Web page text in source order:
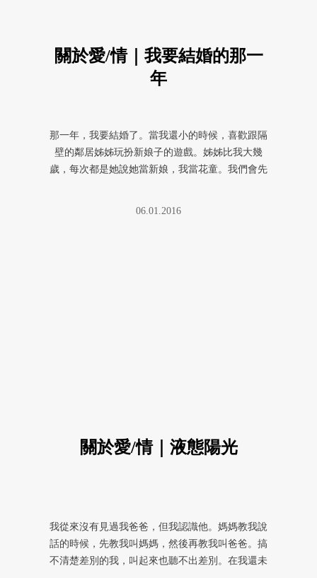
關於愛/情｜我要結婚的那一
年
那一年，我要結婚了。當我還小的時候，喜歡跟隔
壁的鄰居姊姊玩扮新娘子的遊戲。姊姊比我大幾
歲，每次都是她說她當新娘，我當花童。我們會先
06.01.2016
關於愛/情｜液態陽光
我從來沒有見過我爸爸，但我認識他。媽媽教我說
話的時候，先教我叫媽媽，然後再教我叫爸爸。搞
不清楚差別的我，叫起來也聽不出差別。在我還未